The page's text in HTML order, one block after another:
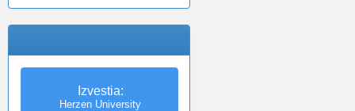
Izvestia:
Herzen University